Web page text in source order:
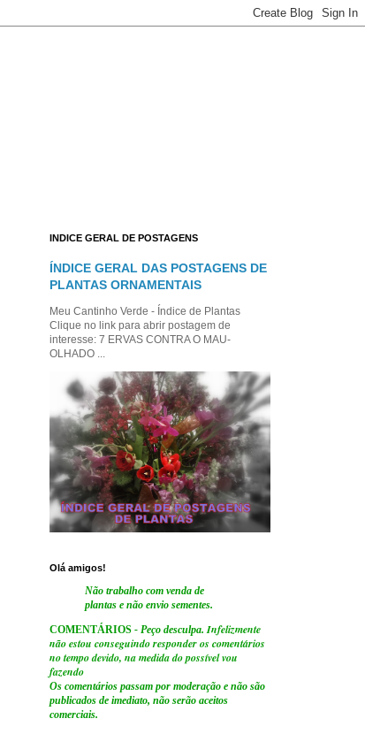
INDICE GERAL DE POSTAGENS
ÍNDICE GERAL DAS POSTAGENS DE
PLANTAS ORNAMENTAIS
Meu Cantinho Verde - Índice de Plantas
Clique no link para abrir postagem de
interesse: 7 ERVAS CONTRA O MAU-
OLHADO ...
Olá amigos!
Não trabalho com venda de
plantas e não envio sementes.
COMENTÁRIOS - Peço desculpa.Infelizmente
não estou conseguindo responder os comentários
no tempo devido, na medida do possível vou
fazendo
Os comentários passam por moderação e não são
publicados de imediato, não serão aceitos
comerciais.